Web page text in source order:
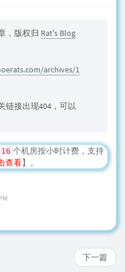
，版权归 Rat's Blog
archives/1
链接出现404，可以
16 个机房按小时计费，支持
查看】。
下一篇